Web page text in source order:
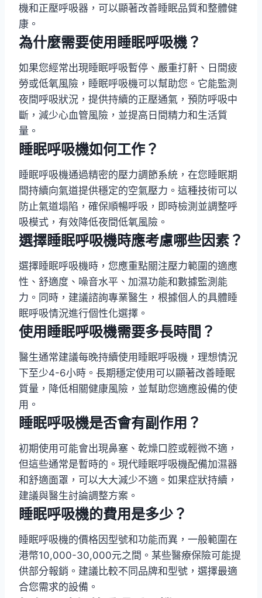
機和正壓呼吸器，可以顯著改善睡眠品質和整體健
康。
為什麼需要使用睡眠呼吸機？
如果您經常出現睡眠呼吸暫停、嚴重打鼾、日間疲
勞或低氧風險，睡眠呼吸機可以幫助您。它能監測
夜間呼吸狀況，提供持續的正壓通氣，預防呼吸中
斷，減少心血管風險，並提高日間精力和生活質
量。
睡眠呼吸機如何工作？
睡眠呼吸機通過精密的壓力調節系統，在您睡眠期
間持續向氣道提供穩定的空氣壓力。這種技術可以
防止氣道塌陷，確保順暢呼吸，即時檢測並調整呼
吸模式，有效降低夜間低氧風險。
選擇睡眠呼吸機時應考慮哪些因素？
選擇睡眠呼吸機時，您應重點關注壓力範圍的適應
性、舒適度、噪音水平、加濕功能和數據監測能
力。同時，建議諮詢專業醫生，根據個人的具體睡
眠呼吸情況進行個性化選擇。
使用睡眠呼吸機需要多長時間？
醫生通常建議每晚持續使用睡眠呼吸機，理想情況
下至少4-6小時。長期穩定使用可以顯著改善睡眠
質量，降低相關健康風險，並幫助您適應設備的使
用。
睡眠呼吸機是否會有副作用？
初期使用可能會出現鼻塞、乾燥口腔或輕微不適，
但這些通常是暫時的。現代睡眠呼吸機配備加濕器
和舒適面罩，可以大大減少不適。如果症狀持續，
建議與醫生討論調整方案。
睡眠呼吸機的費用是多少？
睡眠呼吸機的價格因型號和功能而異，一般範圍在
港幣10,000-30,000元之間。某些醫療保險可能提
供部分報銷。建議比較不同品牌和型號，選擇最適
合您需求的設備。